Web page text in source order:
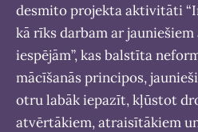
desmito projekta aktivitāti
kā rīks darbam ar
iespējām”, kas balstīta
mācīšanās principos,
otru labāk iepazīt, kļūstot
atvērtākiem, atraisītākiem